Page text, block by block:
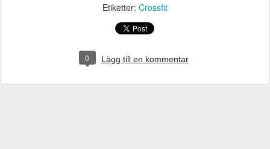
Etiketter: Crossfit
0 Lägg till en kommentar